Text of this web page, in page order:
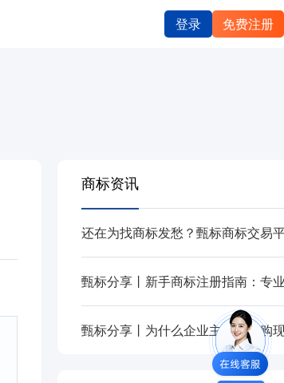
登录 免费注册
商标资讯